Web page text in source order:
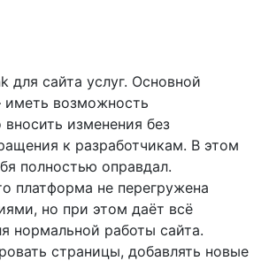
для сайта услуг. Основной
возможность
изменения без
к разработчикам. В этом
полностью оправдал.
платформа не перегружена
но при этом даёт всё
нормальной работы сайта.
страницы, добавлять новые